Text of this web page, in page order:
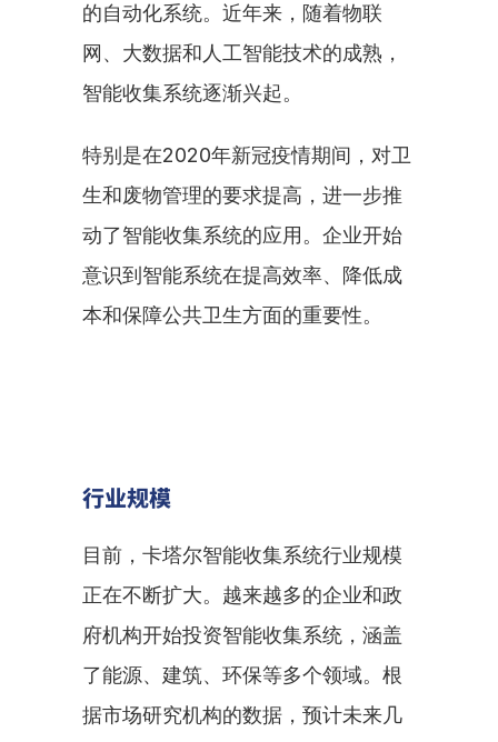
的自动化系统。近年来，随着物联
网、大数据和人工智能技术的成熟，
智能收集系统逐渐兴起。
特别是在2020年新冠疫情期间，对卫
生和废物管理的要求提高，进一步推
动了智能收集系统的应用。企业开始
意识到智能系统在提高效率、降低成
本和保障公共卫生方面的重要性。
行业规模
目前，卡塔尔智能收集系统行业规模
正在不断扩大。越来越多的企业和政
府机构开始投资智能收集系统，涵盖
了能源、建筑、环保等多个领域。根
据市场研究机构的数据，预计未来几